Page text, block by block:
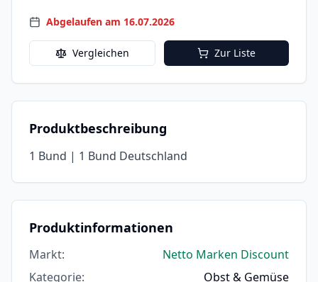
Abgelaufen am 16.07.2026
Vergleichen Zur Liste
Produktbeschreibung
1 Bund | 1 Bund Deutschland
Produktinformationen
Markt:
Netto Marken Discount
Kategorie: Obst & Gemüse